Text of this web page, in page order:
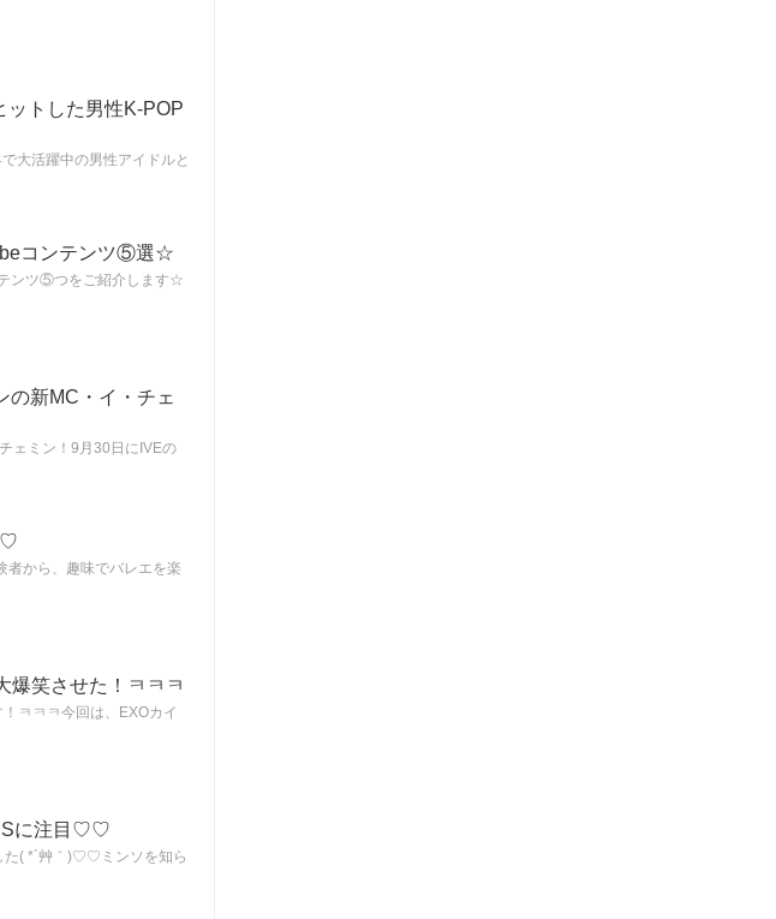
ットした男性K-POP
大活躍中の男性アイドルと
コンテンツ⑤選☆
ンツ⑤つをご紹介します☆
の新MC・イ・チェ
ェミン！9月30日にIVEの
♡
から、趣味でバレエを楽
爆笑させた！ㅋㅋㅋ
ㅋㅋㅋ今回は、EXOカイ
に注目♡♡
た( *´艸｀)♡♡ミンソを知ら